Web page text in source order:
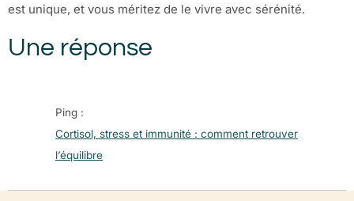
est unique, et vous méritez de le vivre avec sérénité.
Une réponse
Ping :
Cortisol, stress et immunité : comment retrouver
l’équilibre